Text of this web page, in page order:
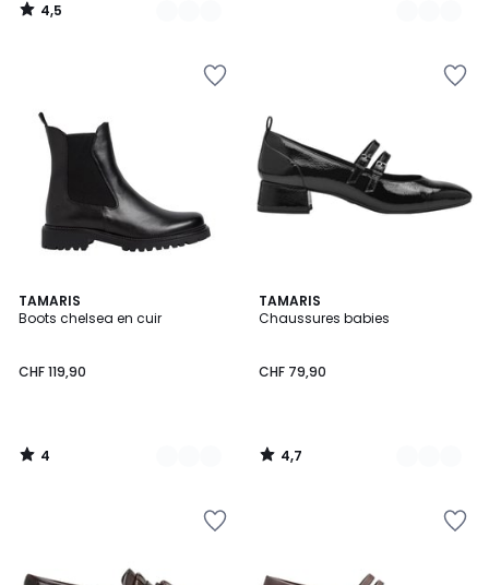
4,5
/
TAMARIS
Boots chelsea en cuir
CHF 119,90
4
/
3
Couleurs
4
/
TAMARIS
Chaussures babies
CHF 79,90
4,7
/ 5
2
Couleurs
4,7
/